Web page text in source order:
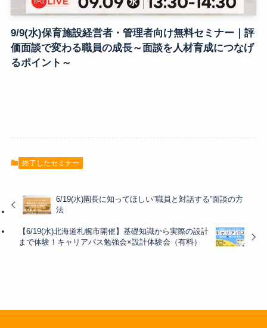
9/9(水)保育施設経営者・管理者向け無料セミナー｜評
価面談で変わる職員の成長～面談を人材育成につなげ
るポイント～
終了したセミナー
6/19(水)園長に知ってほしい”職員と対話する”面談の方
法
【6/19(水)北海道札幌市開催】基礎知識から実際の設計
まで体験！キャリアパス勉強会×設計体験会（有料）